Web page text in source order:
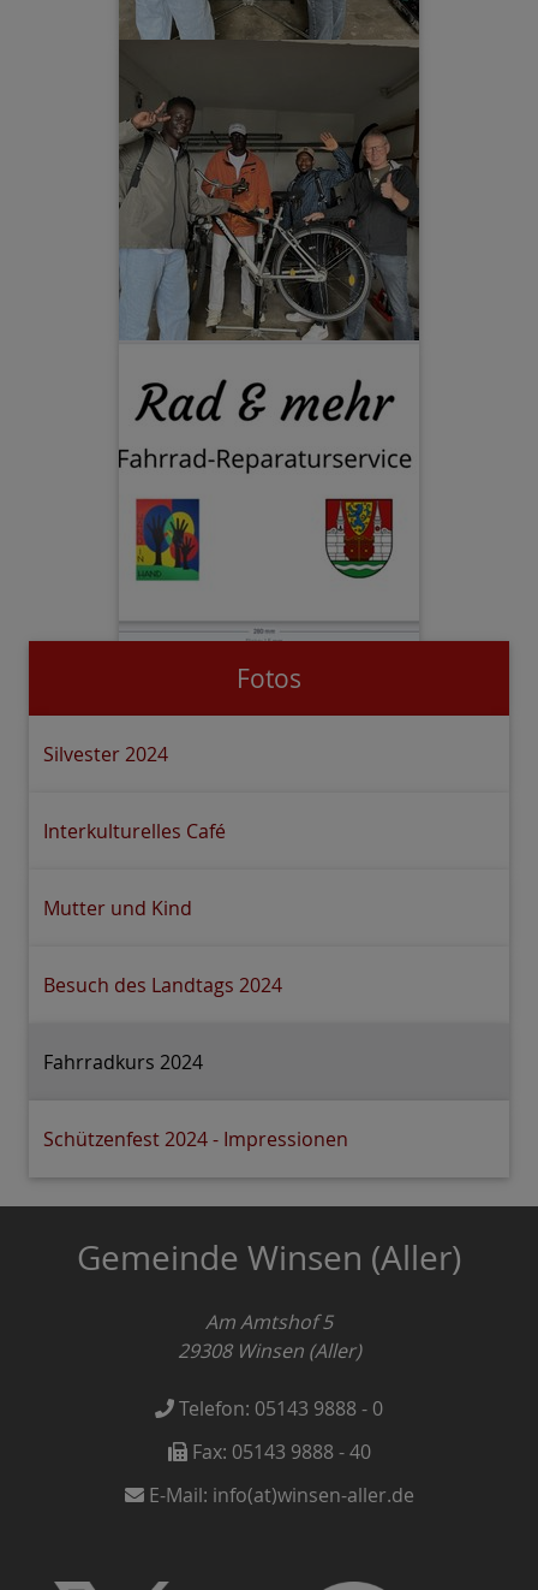
Fotos
Silvester 2024
Interkulturelles Café
Mutter und Kind
Besuch des Landtags 2024
Fahrradkurs 2024
Schützenfest 2024 - Impressionen
Gemeinde Winsen (Aller)
Am Amtshof 5
29308 Winsen (Aller)
Telefon: 05143 9888 - 0
Fax: 05143 9888 - 40
E-Mail: info(at)winsen-aller.de